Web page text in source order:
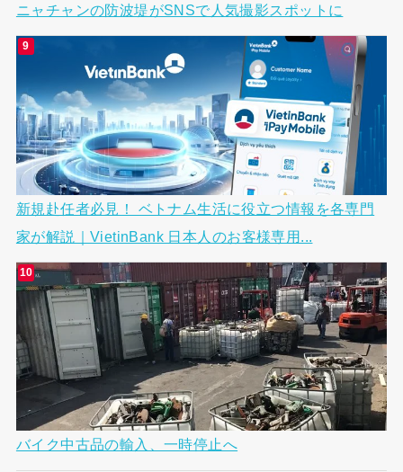
ニャチャンの防波堤がSNSで人気撮影スポットに
新規赴任者必見！ ベトナム生活に役立つ情報を各専門
家が解説｜VietinBank 日本人のお客様専用...
バイク中古品の輸入、一時停止へ